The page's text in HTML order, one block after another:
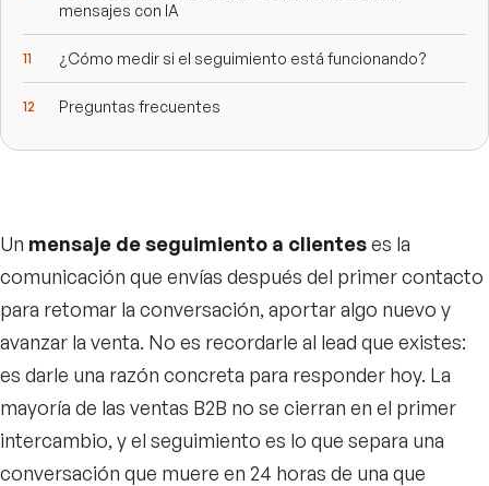
mensajes con IA
¿Cómo medir si el seguimiento está funcionando?
Preguntas frecuentes
Un mensaje de seguimiento a clienteses la
comunicación que envías después del primer contacto
para retomar la conversación, aportar algo nuevo y
avanzar la venta. No es recordarle al lead que existes:
es darle una razón concreta para responder hoy. La
mayoría de las ventas B2B no se cierran en el primer
intercambio, y el seguimiento es lo que separa una
conversación que muere en 24 horas de una que